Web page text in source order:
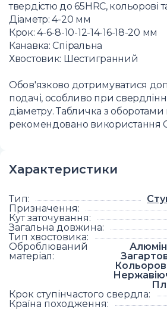
твердістю до 65HRC, кольорові
Діаметр: 4-20 мм
Крок: 4-6-8-10-12-14-16-18-20 мм
Канавка: Спіральна
Хвостовик: Шестигранний
Обов'язково дотримуватися
подачі, особливо при
діаметру. Табличка з
рекомендовано використання
Характеристики
Тип:
Призначення:
Кут заточування:
Загальна довжина:
Тип хвостовика:
Оброблюваний
матеріал:
Крок ступінчастого свердла:
Країна походження: